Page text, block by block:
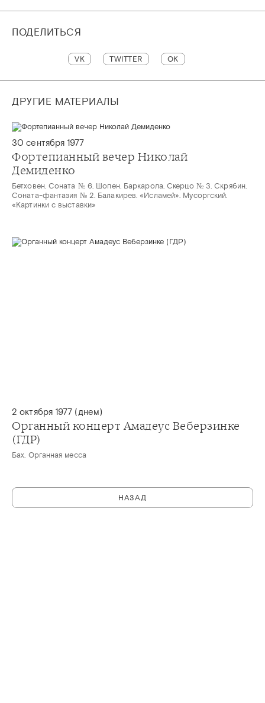
ПОДЕЛИТЬСЯ
VK TWITTER OK
ДРУГИЕ МАТЕРИАЛЫ
30 сентября 1977
Фортепианный вечер Николай
Демиденко
Бетховен. Соната № 6. Шопен. Баркарола. Скерцо № 3. Скрябин.
Соната-фантазия № 2. Балакирев. «Исламей». Мусоргский.
«Картинки с выставки»
2 октября 1977 (днем)
Органный концерт Амадеус Веберзинке
(ГДР)
Бах. Органная месса
НАЗАД